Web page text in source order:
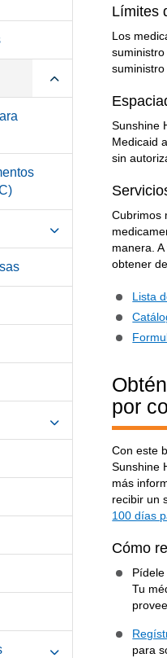
Externo
Límites
Los
Sunshine
Medicaid
sin
Cubrimos
manera.
obtener
Lista
por
Con este
Sunshine
más
recibir un
100 días
Cómo
Tu
para